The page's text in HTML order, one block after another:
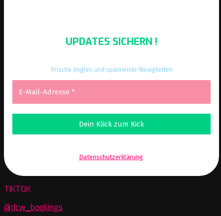
UPDATES SICHERN !
Frische Jingles und spannende Neuigkeiten
Datenschutzerklärung.
TIKTOK
@dcw_bookings